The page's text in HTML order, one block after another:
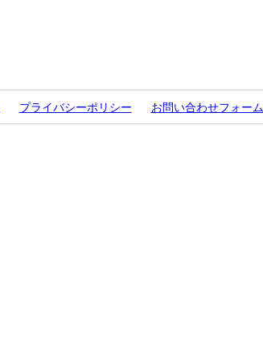
プライバシーポリシー お問い合わせフォーム